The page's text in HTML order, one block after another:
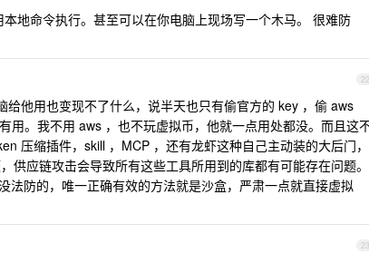
地命令执行。甚至可以在你电脑上现场写一个木马。 很难防
22
给他用也变现不了什么，说半天也只有偷官方的 key ，偷 aws
用。我不用 aws ，也不玩虚拟币，他就一点用处都没。而且这
压缩插件，skill ，MCP ，还有龙虾这种自己主动装的大后门，
供应链攻击会导致所有这些工具所用到的库都有可能存在问题。
法防的，唯一正确有效的方法就是沙盒，严肃一点就直接虚拟
23